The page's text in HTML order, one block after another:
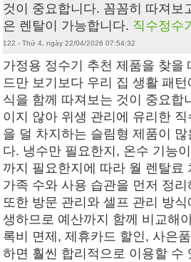
것이 중요합니다. 꼼꼼히 따져보
은 렌탈이 가능합니다. 직수정수
122 - Thứ 4, ngày 22/04/2026 07:54:32
가정용 정수기 추천 제품을 찾을
드만 보기보다 우리 집 생활 패
식을 함께 따져보는 것이 중요합
이지 않아 위생 관리에 유리한
을 덜 차지하는 슬림형 제품이
다. 냉수만 필요한지, 온수 기능
까지 필요한지에 따라 월 렌탈료
가족 수와 사용 습관을 먼저 정
또한 방문 관리와 셀프 관리 방
생하므로 예산까지 함께 비교해
록비 면제, 제휴카드 할인, 사은
하면 훨씬 합리적으로 이용할 수